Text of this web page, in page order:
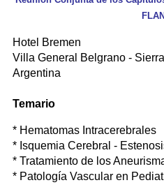
Hotel Bremen
Villa General Belgrano -
Argentina
Temario
* Hematomas Intracerebrales
* Isquemia Cerebral -
* Tratamiento de los
* Patología Vascular en